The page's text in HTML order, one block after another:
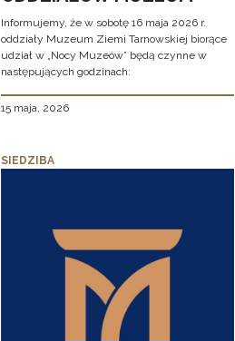
Informujemy, że w sobotę 16 maja 2026 r.
oddziały Muzeum Ziemi Tarnowskiej biorące
udział w „Nocy Muzeów” będą czynne w
następujących godzinach:
15 maja, 2026
SIEDZIBA